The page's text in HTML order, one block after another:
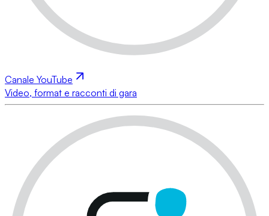
Canale YouTube
Video, format e racconti di gara